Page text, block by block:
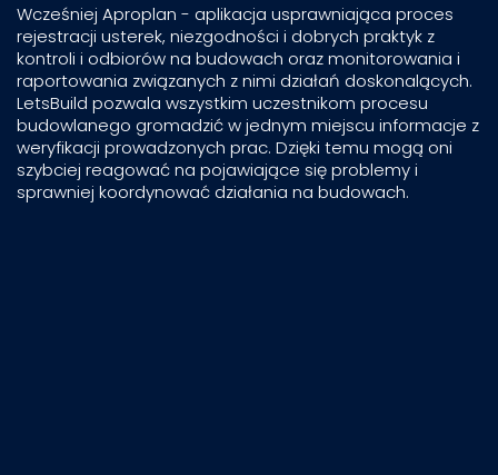
Wcześniej Aproplan - aplikacja usprawniająca proces
rejestracji usterek, niezgodności i dobrych praktyk z
kontroli i odbiorów na budowach oraz monitorowania i
raportowania związanych z nimi działań doskonalących.
LetsBuild pozwala wszystkim uczestnikom procesu
budowlanego gromadzić w jednym miejscu informacje z
weryfikacji prowadzonych prac. Dzięki temu mogą oni
szybciej reagować na pojawiające się problemy i
sprawniej koordynować działania na budowach.